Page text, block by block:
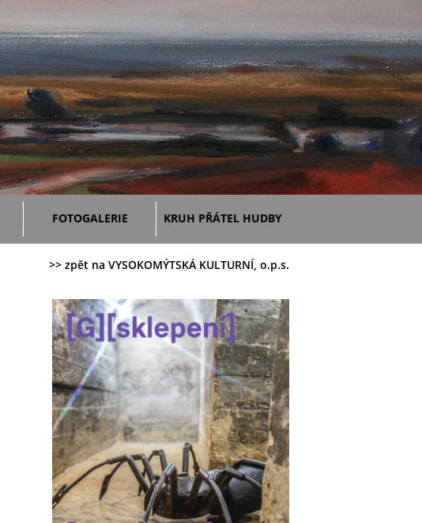
FOTOGALERIE KRUH PŘÁTEL HUDBY
>> zpět na VYSOKOMÝTSKÁ KULTURNÍ, o.p.s.